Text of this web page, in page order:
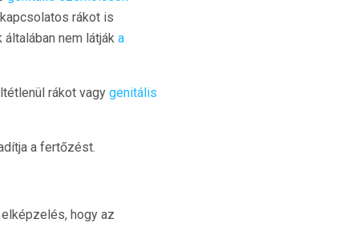
rákot is
nem látják a
rákot vagy genitális
a fertőzést.
hogy az